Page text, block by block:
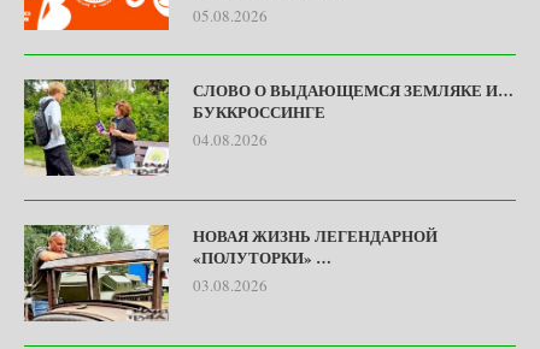
05.08.2026
СЛОВО О ВЫДАЮЩЕМСЯ ЗЕМЛЯКЕ И…
БУККРОССИНГЕ
04.08.2026
НОВАЯ ЖИЗНЬ ЛЕГЕНДАРНОЙ
«ПОЛУТОРКИ» …
03.08.2026